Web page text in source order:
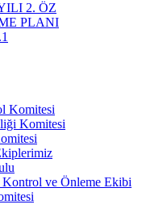
2. ÖZ
PLANI
Komitesi
Komitesi
Kontrol ve Önleme Ekibi